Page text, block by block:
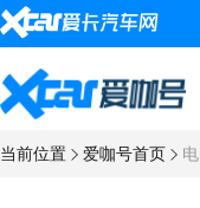
当前位置 爱咖号首页